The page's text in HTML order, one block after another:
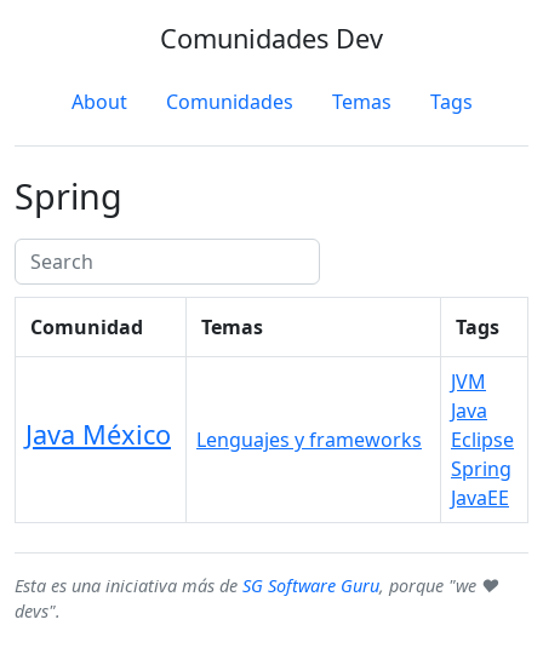
Comunidades Dev
About Comunidades Temas Tags
Spring
Comunidad Temas Tags
Java México Lenguajes y frameworks
JVM
Java
Eclipse
Spring
JavaEE
Esta es una iniciativa más de SG Software Guru, porque "we ♥
devs".